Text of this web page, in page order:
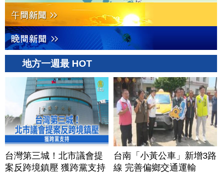
地方一週最 HOT
台灣第三城！北市議會提
案反跨境鎮壓 獲跨黨支持
台南「小黃公車」新增3路
線 完善偏鄉交通運輸